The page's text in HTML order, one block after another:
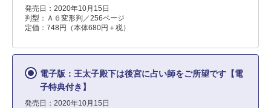
発売日：2020年10月15日
判型：Ａ６変形判／256ページ
定価：748円（本体680円＋税）
電子版：王太子殿下は後宮に占い師をご所望です【電
子特典付き】
発売日：2020年10月15日